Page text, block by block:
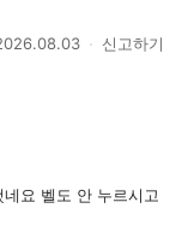
신고하기
요 벨도 안 누르시고